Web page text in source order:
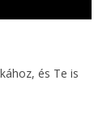
és Te is